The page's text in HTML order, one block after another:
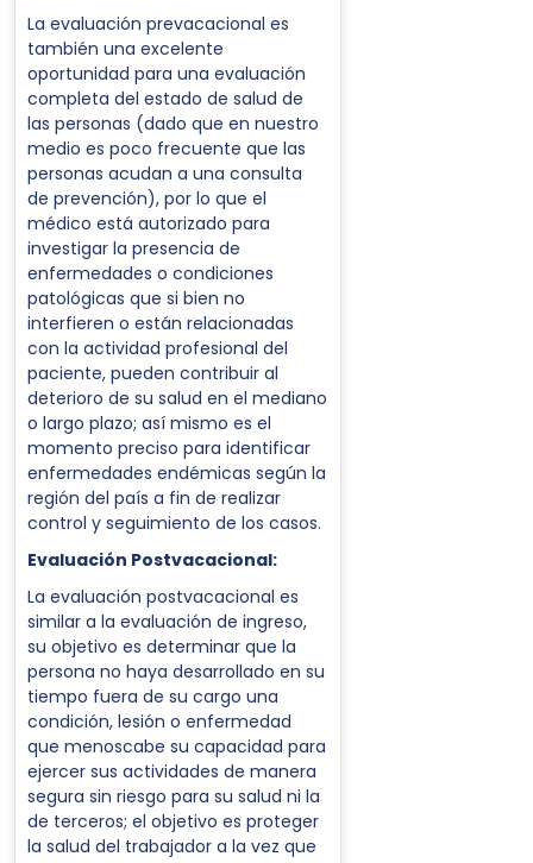
La evaluación prevacacional es
también una excelente
oportunidad para una evaluación
completa del estado de salud de
las personas (dado que en nuestro
medio es poco frecuente que las
personas acudan a una consulta
de prevención), por lo que el
médico está autorizado para
investigar la presencia de
enfermedades o condiciones
patológicas que si bien no
interfieren o están relacionadas
con la actividad profesional del
paciente, pueden contribuir al
deterioro de su salud en el mediano
o largo plazo; así mismo es el
momento preciso para identificar
enfermedades endémicas según la
región del país a fin de realizar
control y seguimiento de los casos.
Evaluación Postvacacional:
La evaluación postvacacional es
similar a la evaluación de ingreso,
su objetivo es determinar que la
persona no haya desarrollado en su
tiempo fuera de su cargo una
condición, lesión o enfermedad
que menoscabe su capacidad para
ejercer sus actividades de manera
segura sin riesgo para su salud ni la
de terceros; el objetivo es proteger
la salud del trabajador a la vez que